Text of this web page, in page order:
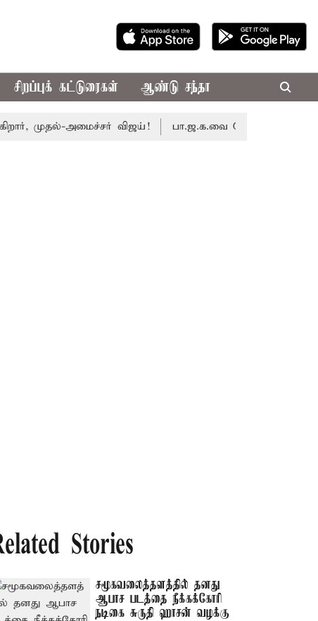
சிறப்புக் கட்டுரைகள் ஆண்டு சந்தா
முதல்-அமைச்சர் விஜய்! பா.ஜ.க.வை நெருங்குகிறதா
Stories
சமூகவலைத்தளத்தில் தனது
ஆபாச படத்தை நீக்கக்கோரி
நடிகை சுருதி ஹாசன் வழக்கு